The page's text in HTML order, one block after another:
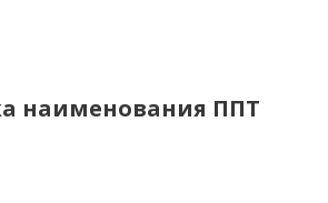
наименования ППТ